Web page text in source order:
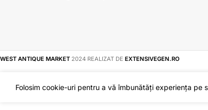
WEST ANTIQUE MARKET 2024 REALIZAT DE EXTENSIVEGEN.RO
Folosim cookie-uri pentru a vă îmbunătăți experiența